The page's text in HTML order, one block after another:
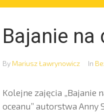
Bajanie na
By Mariusz Ławrynowicz In
Kolejne zajęcia „Bajanie
oceanu” autorstwa